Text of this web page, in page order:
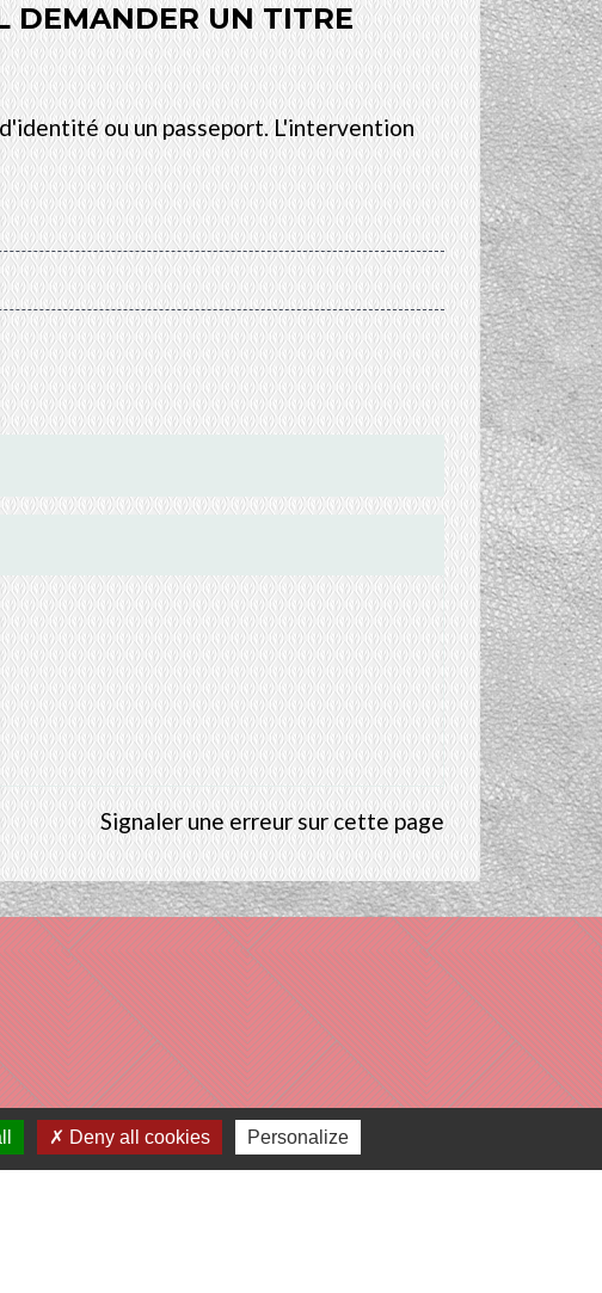
DEMANDER UN TITRE
ou un passeport. L'intervention
Signaler une erreur sur cette page
Deny all cookies Personalize